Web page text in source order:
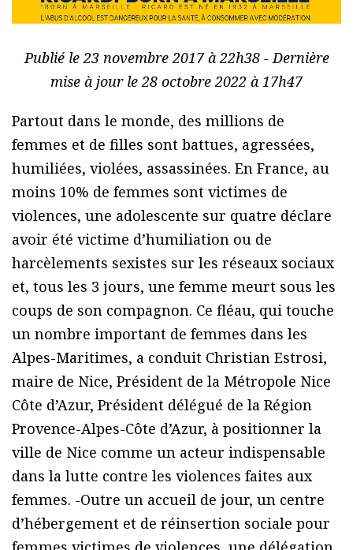
Publié le 23 novembre 2017 à 22h38 - Dernière
mise à jour le 28 octobre 2022 à 17h47
Partout dans le monde, des millions de
femmes et de filles sont battues, agressées,
humiliées, violées, assassinées. En France, au
moins 10% de femmes sont victimes de
violences, une adolescente sur quatre déclare
avoir été victime d’humiliation ou de
harcèlements sexistes sur les réseaux sociaux
et, tous les 3 jours, une femme meurt sous les
coups de son compagnon. Ce fléau, qui touche
un nombre important de femmes dans les
Alpes-Maritimes, a conduit Christian Estrosi,
maire de Nice, Président de la Métropole Nice
Côte d’Azur, Président délégué de la Région
Provence-Alpes-Côte d’Azur, à positionner la
ville de Nice comme un acteur indispensable
dans la lutte contre les violences faites aux
femmes. -Outre un accueil de jour, un centre
d’hébergement et de réinsertion sociale pour